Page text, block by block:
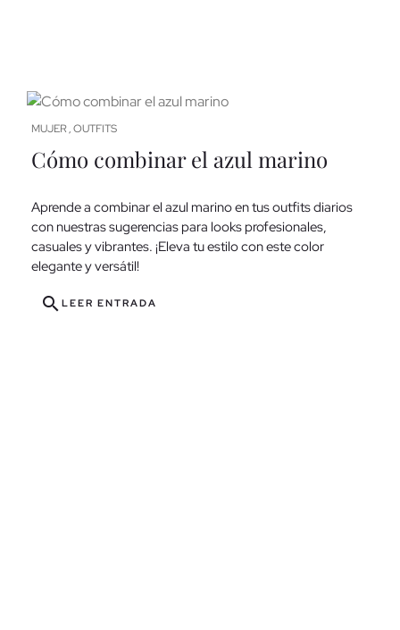
MUJER , OUTFITS
Cómo combinar el azul marino
Aprende a combinar el azul marino en tus outfits diarios
con nuestras sugerencias para looks profesionales,
casuales y vibrantes. ¡Eleva tu estilo con este color
elegante y versátil!
search LEER ENTRADA